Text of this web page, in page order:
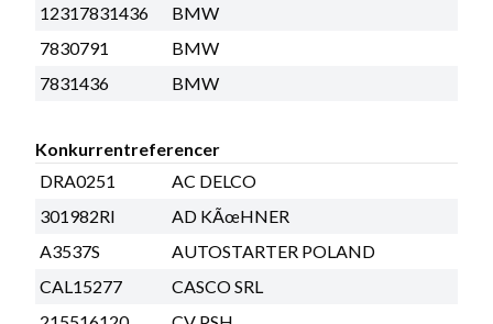
12317831436
BMW
7830791
BMW
7831436
BMW
Konkurrentreferencer
DRA0251
AC DELCO
301982RI
AD KÃœHNER
A3537S
AUTOSTARTER POLAND
CAL15277
CASCO SRL